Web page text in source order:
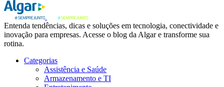
Entenda tendências, dicas e soluções em tecnologia, conectividade e
inovação para empresas. Acesse o blog da Algar e transforme sua
rotina.
Categorias
Assistência e Saúde
Armazenamento e TI